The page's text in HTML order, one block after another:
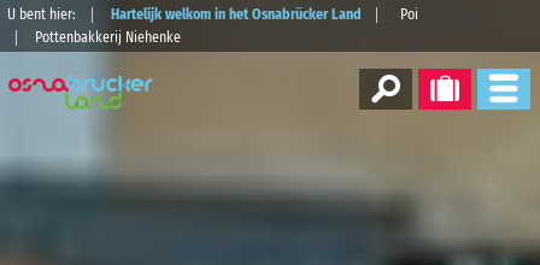
U bent hier: Hartelijk welkom in het Osnabrücker Land
Poi
Pottenbakkerij Niehenke